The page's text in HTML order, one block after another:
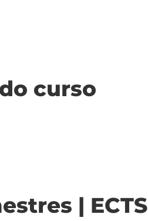
curso
| ECTS